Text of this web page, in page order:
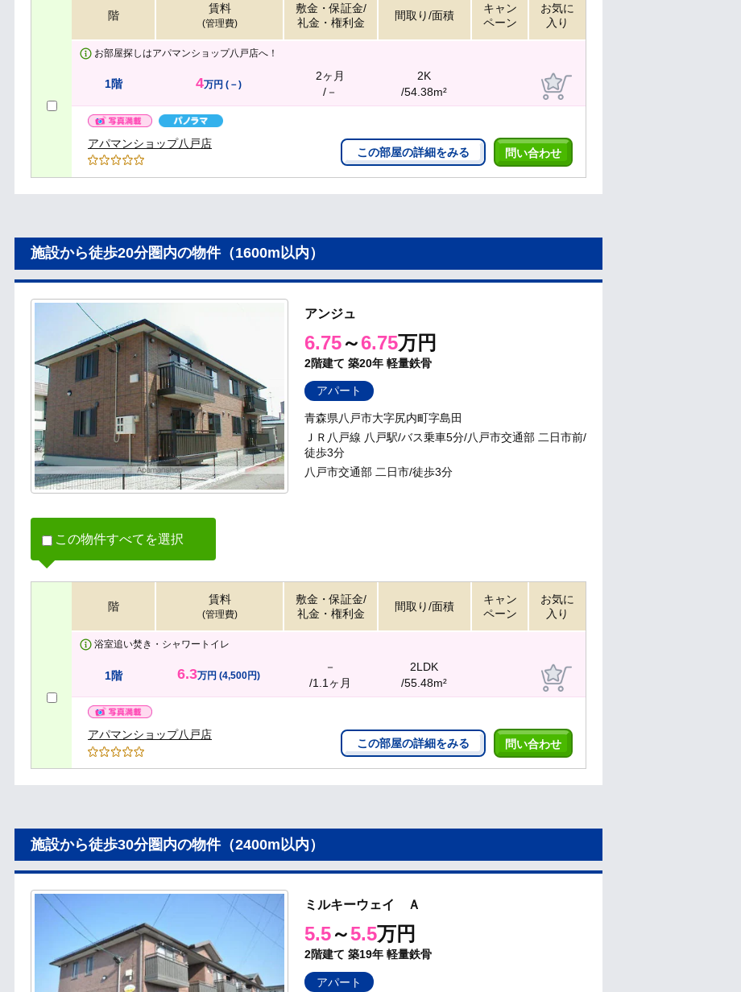
階
賃料
(管理費)
敷金・保証金/
礼金・権利金
間取り/面積
キャン
ペーン
お気に
入り
お部屋探しはアパマンショップ八戸店へ！
1階 4万円 (－)
2ヶ月
/－
2K
/54.38m²
アパマンショップ八戸店
この部屋の詳細をみる 問い合わせ
施設から徒歩20分圏内の物件（1600m以内）
アンジュ
6.75～6.75万円
2階建て 築20年 軽量鉄骨
アパート
青森県八戸市大字尻内町字島田
ＪＲ八戸線 八戸駅/バス乗車5分/八戸市交通部 二日市前/
徒歩3分
八戸市交通部 二日市/徒歩3分
この物件すべてを選択
階
賃料
(管理費)
敷金・保証金/
礼金・権利金
間取り/面積
キャン
ペーン
お気に
入り
浴室追い焚き・シャワートイレ
1階 6.3万円 (4,500円)
－
/1.1ヶ月
2LDK
/55.48m²
アパマンショップ八戸店
この部屋の詳細をみる 問い合わせ
施設から徒歩30分圏内の物件（2400m以内）
ミルキーウェイ Ａ
5.5～5.5万円
2階建て 築19年 軽量鉄骨
アパート